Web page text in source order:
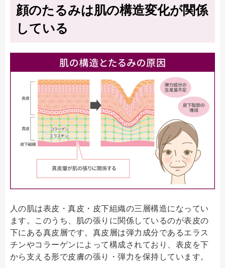
顔のたるみは肌の構造変化が関係
している
人の肌は表皮・真皮・皮下組織の三層構造になってい
ます。このうち、肌の張りに関係しているのが表皮の
下にある真皮層です。真皮層は弾力成分であるエラス
チンやコラーゲンによって構成されており、表皮を下
から支える形で皮膚の張り・弾力を保持しています。